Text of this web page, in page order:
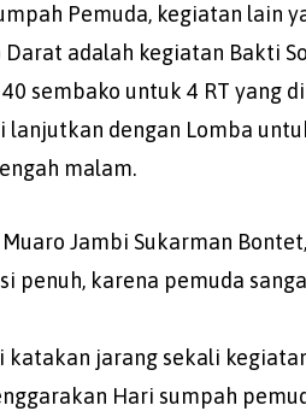
Pemuda, kegiatan lain
Darat adalah kegiatan Bakti
sembako untuk 4 RT yang
lanjutkan dengan Lomba
malam.
Jambi Sukarman
penuh, karena pemuda
katakan jarang sekali
Hari sumpah